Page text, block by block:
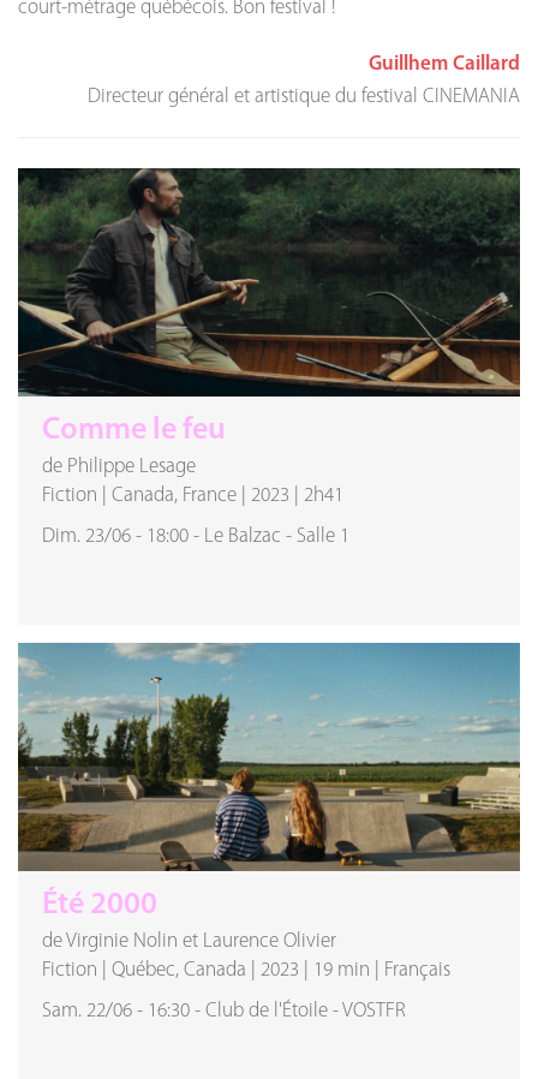
court-métrage québécois. Bon festival !
Guillhem Caillard
Directeur général et artistique du festival CINEMANIA
Comme le feu
de Philippe Lesage
Fiction
Canada, France 2023
2h41
Dim. 23/06 - 18:00 - Le Balzac - Salle 1
Été 2000
de Virginie Nolin et Laurence Olivier
Fiction
Québec, Canada 2023 19 min
Français
Sam. 22/06 - 16:30 - Club de l'Étoile -VOSTFR